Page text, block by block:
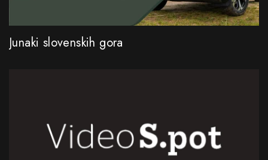
Junaki slovenskih gora